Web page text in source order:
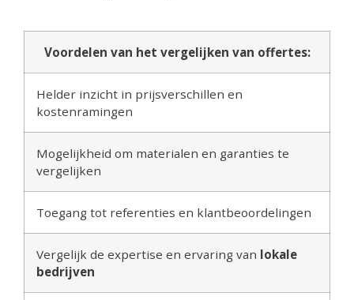
Voordelen van het vergelijken van offertes:
Helder inzicht in prijsverschillen en
kostenramingen
Mogelijkheid om materialen en garanties te
vergelijken
Toegang tot referenties en klantbeoordelingen
Vergelijk de expertise en ervaring van lokale
bedrijven